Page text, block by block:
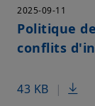
2025-09-11
Politique
conflits
43 KB |